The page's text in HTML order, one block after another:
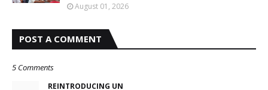
August 01, 2026
POST A COMMENT
5 Comments
REINTRODUCING UN